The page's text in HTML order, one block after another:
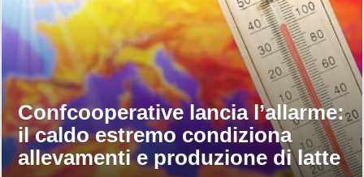
Confcooperative lancia l’allarme:
il caldo estremo condiziona
allevamenti e produzione di latte